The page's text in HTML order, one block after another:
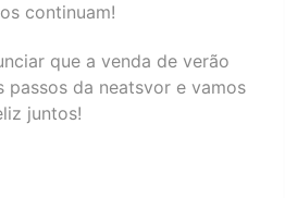
continuam!
que a venda de verão
passos da neatsvor e vamos
juntos!